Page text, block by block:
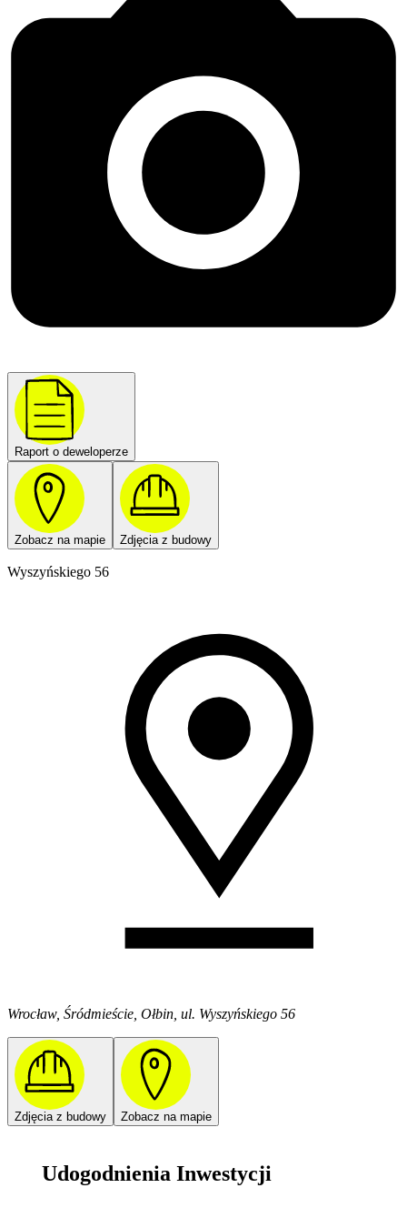
Raport o deweloperze
Zobacz na mapie Zdjęcia z budowy
Wyszyńskiego 56
Wrocław, Śródmieście, Ołbin, ul. Wyszyńskiego 56
Zdjęcia z budowy Zobacz na mapie
Udogodnienia Inwestycji